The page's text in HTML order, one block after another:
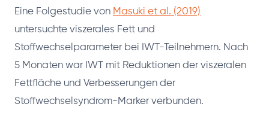
Eine Folgestudie von Masuki et al. (2019)
untersuchte viszerales Fett und
Stoffwechselparameter bei IWT-Teilnehmern. Nach
5 Monaten war IWT mit Reduktionen der viszeralen
Fettfläche und Verbesserungen der
Stoffwechselsyndrom-Marker verbunden.